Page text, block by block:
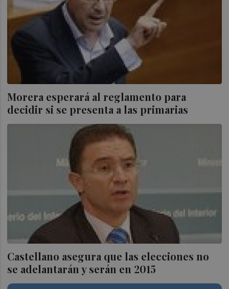
Morera esperará al reglamento para
decidir si se presenta a las primarias
Castellano asegura que las elecciones no
se adelantarán y serán en 2015